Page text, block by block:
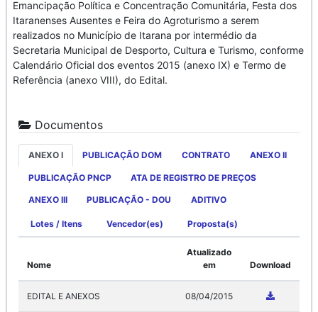
Emancipação Política e Concentração Comunitária, Festa dos
Itaranenses Ausentes e Feira do Agroturismo a serem
realizados no Município de Itarana por intermédio da
Secretaria Municipal de Desporto, Cultura e Turismo, conforme
Calendário Oficial dos eventos 2015 (anexo IX) e Termo de
Referência (anexo VIII), do Edital.
Documentos
ANEXO I PUBLICAÇÃO DOM CONTRATO ANEXO II
PUBLICAÇÃO PNCP ATA DE REGISTRO DE PREÇOS
ANEXO III PUBLICAÇÃO - DOU ADITIVO
Lotes / Itens Vencedor(es) Proposta(s)
Nome
Atualizado
em
Download
EDITAL E ANEXOS 08/04/2015